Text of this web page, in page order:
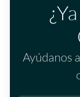
Ayúdanos